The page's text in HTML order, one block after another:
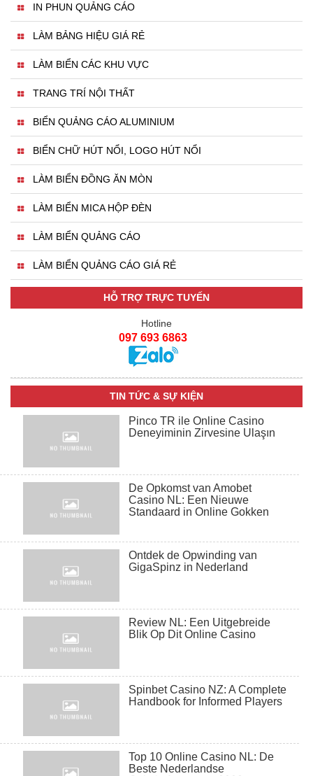
IN PHUN QUẢNG CÁO
LÀM BẢNG HIỆU GIÁ RẺ
LÀM BIỂN CÁC KHU VỰC
TRANG TRÍ NỘI THẤT
BIỂN QUẢNG CÁO ALUMINIUM
BIỂN CHỮ HÚT NỔI, LOGO HÚT NỔI
LÀM BIỂN ĐỒNG ĂN MÒN
LÀM BIỂN MICA HỘP ĐÈN
LÀM BIỂN QUẢNG CÁO
LÀM BIỂN QUẢNG CÁO GIÁ RẺ
HỖ TRỢ TRỰC TUYẾN
Hotline
097 693 6863
TIN TỨC & SỰ KIỆN
Pinco TR ile Online Casino
Deneyiminin Zirvesine Ulaşın
De Opkomst van Amobet
Casino NL: Een Nieuwe
Standaard in Online Gokken
Ontdek de Opwinding van
GigaSpinz in Nederland
Review NL: Een Uitgebreide
Blik Op Dit Online Casino
Spinbet Casino NZ: A Complete
Handbook for Informed Players
Top 10 Online Casino NL: De
Beste Nederlandse
biển chữ alu
Biển nền alu SK